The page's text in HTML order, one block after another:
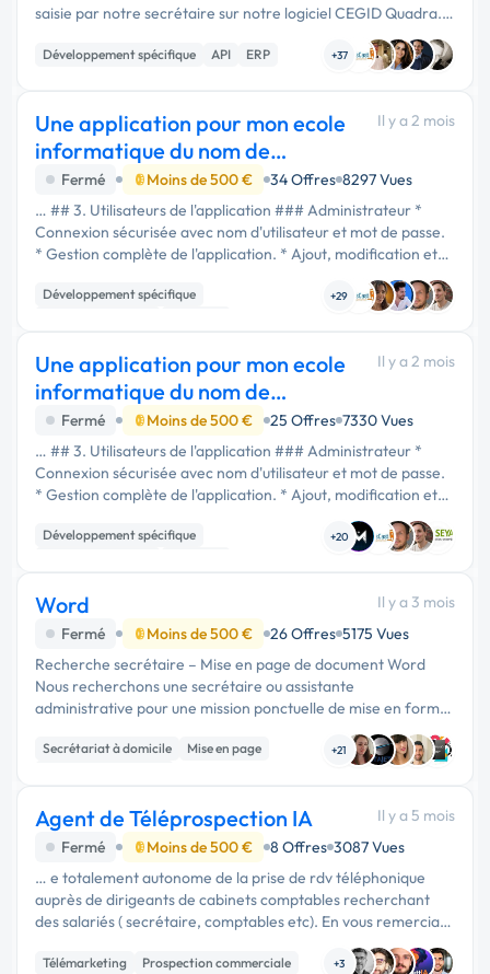
saisie par notre secrétaire sur notre logiciel CEGID Quadra. Il
n'y a aucune synchronisation entre cegid et mon site. Je
souhaite …
Développement spécifique API ERP +37
Une application pour mon ecole
informatique du nom de
InformatiqueShow
Il y a 2 mois
Fermé Moins de 500 € 34 Offres 8297 Vues
… ## 3. Utilisateurs de l'application ### Administrateur *
Connexion sécurisée avec nom d'utilisateur et mot de passe.
* Gestion complète de l'application. * Ajout, modification et
suppression des données. ### Secrétaire / Responsable …
Développement spécifique
+29
Une application pour mon ecole
informatique du nom de
InformatiqueShow
Il y a 2 mois
Fermé Moins de 500 € 25 Offres 7330 Vues
… ## 3. Utilisateurs de l'application ### Administrateur *
Connexion sécurisée avec nom d'utilisateur et mot de passe.
* Gestion complète de l'application. * Ajout, modification et
suppression des données. ### Secrétaire / Responsable …
Développement spécifique
+20
Word
Il y a 3 mois
Fermé
Moins de 500 € 26 Offres 5175 Vues
Recherche secrétaire – Mise en page de document Word
Nous recherchons une secrétaire ou assistante
administrative pour une mission ponctuelle de mise en forme
et de structuration d’un document Word. Missions : …
Secrétariat à domicile
Mise en page
+21
Agent de Téléprospection IA
Il y a 5 mois
Fermé
Moins de 500 € 8 Offres 3087 Vues
… e totalement autonome de la prise de rdv téléphonique
auprès de dirigeants de cabinets comptables recherchant
des salariés ( secrétaire, comptables etc). En vous remerciant
Télémarketing Prospection commerciale +3